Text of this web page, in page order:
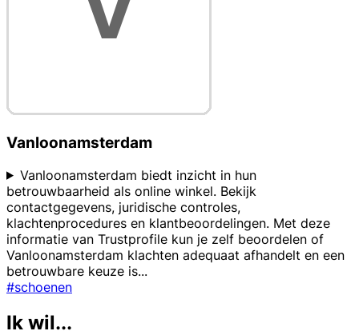
Vanloonamsterdam
Vanloonamsterdam biedt inzicht in hun
betrouwbaarheid als online winkel. Bekijk
contactgegevens, juridische controles,
klachtenprocedures en klantbeoordelingen. Met deze
informatie van Trustprofile kun je zelf beoordelen of
Vanloonamsterdam klachten adequaat afhandelt en een
betrouwbare keuze is...
#schoenen
Ik wil...